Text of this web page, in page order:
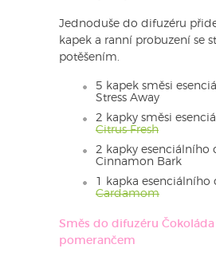
Jednoduše do difuzéru
kapek a ranní probuzení se
potěšením.
5 kapek směsi
Stress Away
2 kapky směsi
Citrus Fresh
2 kapky esenciálního
Cinnamon Bark
1 kapka esenciálního
Cardamom
Směs do difuzéru Čokoláda
pomerančem